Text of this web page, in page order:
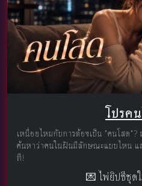
โปรค
เหนื่อยไหมกับการต้องเป็น "คนโสด
ค้นหาว่าคนในฝันมีลักษณะแบบไหน แ
ที!
💌 ไพ่ยิปซีชุด